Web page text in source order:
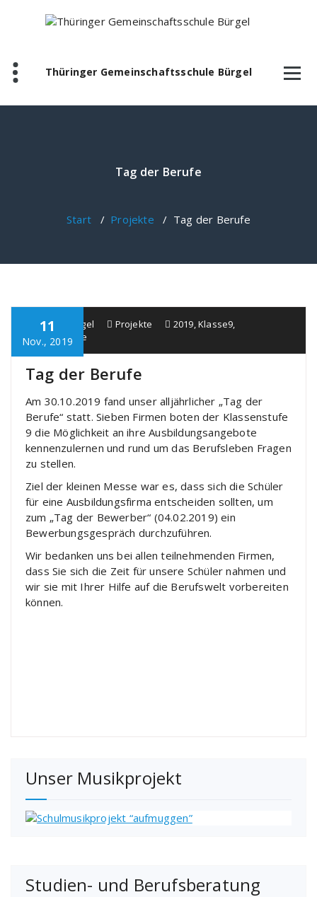
Thüringer Gemeinschaftsschule Bürgel
Tag der Berufe
Start / Projekte / Tag der Berufe
11
Nov., 2019
Schule Bürgel Projekte 2019,Klasse9,
TagderBerufe
Tag der Berufe
Am 30.10.2019 fand unser alljährlicher „Tag der
Berufe“ statt. Sieben Firmen boten der Klassenstufe
9 die Möglichkeit an ihre Ausbildungsangebote
kennenzulernen und rund um das Berufsleben Fragen
zu stellen.
Ziel der kleinen Messe war es, dass sich die Schüler
für eine Ausbildungsfirma entscheiden sollten, um
zum „Tag der Bewerber“ (04.02.2019) ein
Bewerbungsgespräch durchzuführen.
Wir bedanken uns bei allen teilnehmenden Firmen,
dass Sie sich die Zeit für unsere Schüler nahmen und
wir sie mit Ihrer Hilfe auf die Berufswelt vorbereiten
können.
Unser Musikprojekt
Studien- und Berufsberatung